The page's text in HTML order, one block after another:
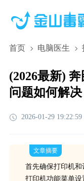
首页 电脑医生
(2026最新)
问题如何解
2026-01-29 19:22:59
文章摘要
首先确保打印机
打印机功能菜单设